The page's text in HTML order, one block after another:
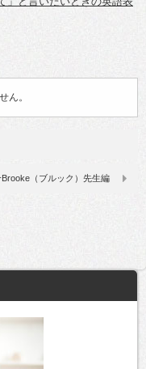
ん。
（ブルック）先生編